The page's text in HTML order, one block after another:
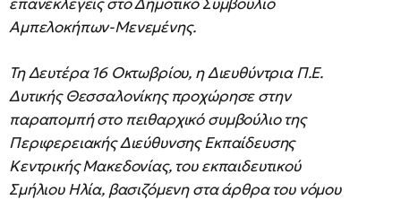
Αμπελοκήπων-Μενεμένης.
Τη Δευτέρα 16 Οκτωβρίου, η Διευθύντρια Π.Ε.
Δυτικής Θεσσαλονίκης προχώρησε στην
παραπομπή στο πειθαρχικό συμβούλιο της
Περιφερειακής Διεύθυνσης Εκπαίδευσης
Κεντρικής Μακεδονίας, του εκπαιδευτικού
Σμήλιου Ηλία, βασιζόμενη στα άρθρα του νόμου